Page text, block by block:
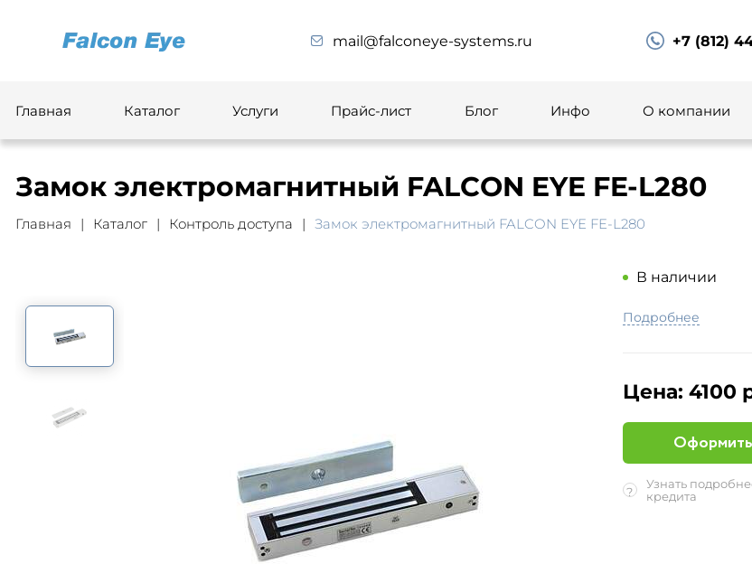
mail@falconeye-systems.ru +7 (812)
Главная Каталог Услуги Прайс-лист Блог Инфо О компании
Замок электромагнитный FALCON EYE FE-L280
Главная Каталог Контроль доступа Замок электромагнитный FALCON EYE FE-L280
В наличии
Подробнее
Цена: 4100
Оформить
?
Узнать
кредита